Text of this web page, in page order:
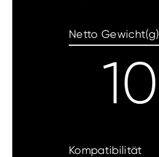
Netto Gewicht(g)
10
Kompatibilität